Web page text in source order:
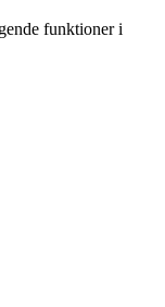
funktioner i